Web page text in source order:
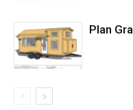
Plan